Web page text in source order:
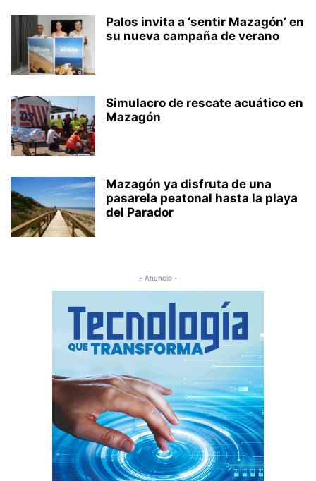
Palos invita a ‘sentir Mazagón’ en
su nueva campaña de verano
Simulacro de rescate acuático en
Mazagón
Mazagón ya disfruta de una
pasarela peatonal hasta la playa
del Parador
- Anuncio -